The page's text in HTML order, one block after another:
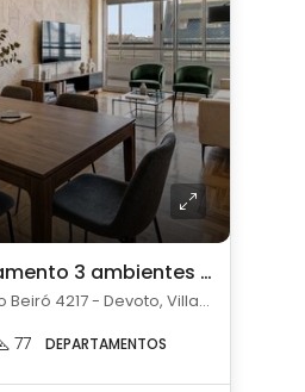
venta departamento 3 ambientes en Devoto apto credito
Avenida Francisco Beiró 4217 - Devoto, Villa Devoto, Capital Federal
77 DEPARTAMENTOS